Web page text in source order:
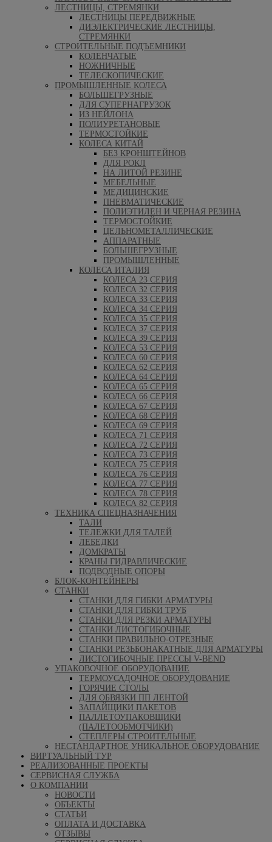
ЛЕСТНИЦЫ, СТРЕМЯНКИ
ЛЕСТНИЦЫ ПЕРЕДВИЖНЫЕ
ДИЭЛЕКТРИЧЕСКИЕ ЛЕСТНИЦЫ,
СТРЕМЯНКИ
СТРОИТЕЛЬНЫЕ ПОДЪЕМНИКИ
КОЛЕНЧАТЫЕ
НОЖНИЧНЫЕ
ТЕЛЕСКОПИЧЕСКИЕ
ПРОМЫШЛЕННЫЕ КОЛЕСА
БОЛЬШЕГРУЗНЫЕ
ДЛЯ СУПЕРНАГРУЗОК
ИЗ НЕЙЛОНА
ПОЛИУРЕТАНОВЫЕ
ТЕРМОСТОЙКИЕ
КОЛЕСА КИТАЙ
БЕЗ КРОНШТЕЙНОВ
ДЛЯ РОКЛ
НА ЛИТОЙ РЕЗИНЕ
МЕБЕЛЬНЫЕ
МЕДИЦИНСКИЕ
ПНЕВМАТИЧЕСКИЕ
ПОЛИЭТИЛЕН И ЧЕРНАЯ РЕЗИНА
ТЕРМОСТОЙКИЕ
ЦЕЛЬНОМЕТАЛЛИЧЕСКИЕ
АППАРАТНЫЕ
БОЛЬШЕГРУЗНЫЕ
ПРОМЫШЛЕННЫЕ
КОЛЕСА ИТАЛИЯ
КОЛЕСА 23 СЕРИЯ
КОЛЕСА 32 СЕРИЯ
КОЛЕСА 33 СЕРИЯ
КОЛЕСА 34 СЕРИЯ
КОЛЕСА 35 СЕРИЯ
КОЛЕСА 37 СЕРИЯ
КОЛЕСА 39 СЕРИЯ
КОЛЕСА 53 СЕРИЯ
КОЛЕСА 60 СЕРИЯ
КОЛЕСА 62 СЕРИЯ
КОЛЕСА 64 СЕРИЯ
КОЛЕСА 65 СЕРИЯ
КОЛЕСА 66 СЕРИЯ
КОЛЕСА 67 СЕРИЯ
КОЛЕСА 68 СЕРИЯ
КОЛЕСА 69 СЕРИЯ
КОЛЕСА 71 СЕРИЯ
КОЛЕСА 72 СЕРИЯ
КОЛЕСА 73 СЕРИЯ
КОЛЕСА 75 СЕРИЯ
КОЛЕСА 76 СЕРИЯ
КОЛЕСА 77 СЕРИЯ
КОЛЕСА 78 СЕРИЯ
КОЛЕСА 82 СЕРИЯ
ТЕХНИКА СПЕЦНАЗНАЧЕНИЯ
ТАЛИ
ТЕЛЕЖКИ ДЛЯ ТАЛЕЙ
ЛЕБЕДКИ
ДОМКРАТЫ
КРАНЫ ГИДРАВЛИЧЕСКИЕ
ПОДВОДНЫЕ ОПОРЫ
БЛОК-КОНТЕЙНЕРЫ
СТАНКИ
СТАНКИ ДЛЯ ГИБКИ АРМАТУРЫ
СТАНКИ ДЛЯ ГИБКИ ТРУБ
СТАНКИ ДЛЯ РЕЗКИ АРМАТУРЫ
СТАНКИ ЛИСТОГИБОЧНЫЕ
СТАНКИ ПРАВИЛЬНО-ОТРЕЗНЫЕ
СТАНКИ РЕЗЬБОНАКАТНЫЕ ДЛЯ АРМАТУРЫ
ЛИСТОГИБОЧНЫЕ ПРЕССЫ V-BEND
УПАКОВОЧНОЕ ОБОРУДОВАНИЕ
ТЕРМОУСАДОЧНОЕ ОБОРУДОВАНИЕ
ГОРЯЧИЕ СТОЛЫ
ДЛЯ ОБВЯЗКИ ПП ЛЕНТОЙ
ЗАПАЙЩИКИ ПАКЕТОВ
ПАЛЛЕТОУПАКОВЩИКИ
(ПАЛЕТООБМОТЧИКИ)
СТЕПЛЕРЫ СТРОИТЕЛЬНЫЕ
НЕСТАНДАРТНОЕ УНИКАЛЬНОЕ ОБОРУДОВАНИЕ
ВИРТУАЛЬНЫЙ ТУР
РЕАЛИЗОВАННЫЕ ПРОЕКТЫ
СЕРВИСНАЯ СЛУЖБА
О КОМПАНИИ
НОВОСТИ
ОБЪЕКТЫ
СТАТЬИ
ОПЛАТА И ДОСТАВКА
ОТЗЫВЫ